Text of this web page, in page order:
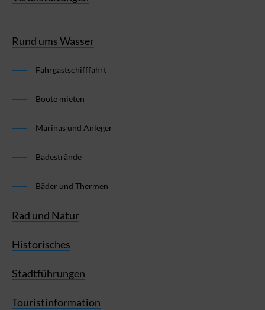
Rund ums Wasser
Fahrgastschifffahrt
Boote mieten
Marinas und Anleger
Badestrände
Bäder und Thermen
Rad und Natur
Historisches
Stadtführungen
Touristinformation